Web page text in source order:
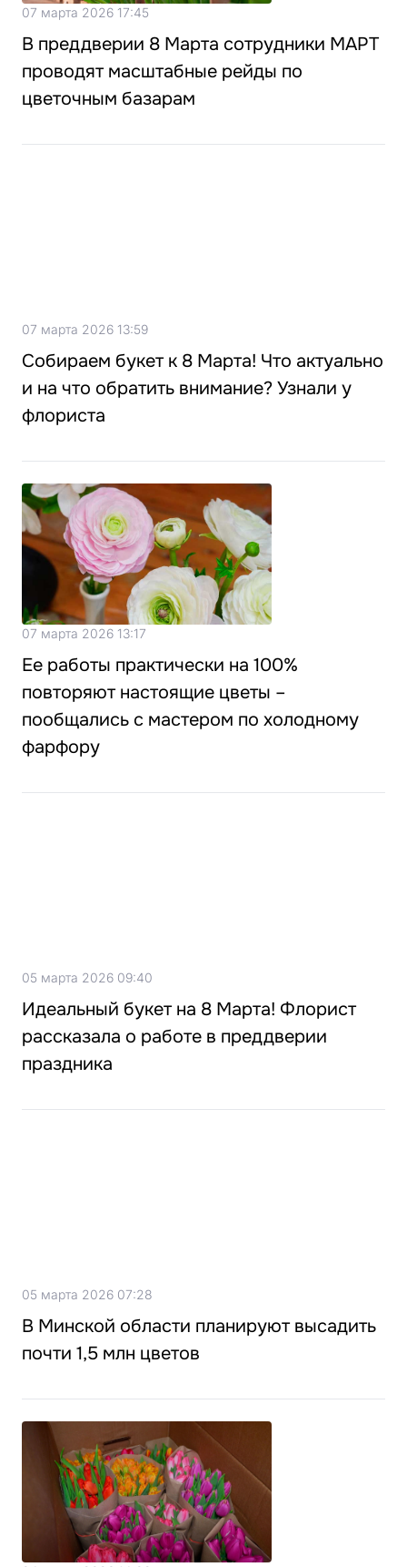
07 марта 2026 17:45
В преддверии 8 Марта сотрудники МАРТ
проводят масштабные рейды по
цветочным базарам
07 марта 2026 13:59
Собираем букет к 8 Марта! Что актуально
и на что обратить внимание? Узнали у
флориста
07 марта 2026 13:17
Ее работы практически на 100%
повторяют настоящие цветы –
пообщались с мастером по холодному
фарфору
05 марта 2026 09:40
Идеальный букет на 8 Марта! Флорист
рассказала о работе в преддверии
праздника
05 марта 2026 07:28
В Минской области планируют высадить
почти 1,5 млн цветов